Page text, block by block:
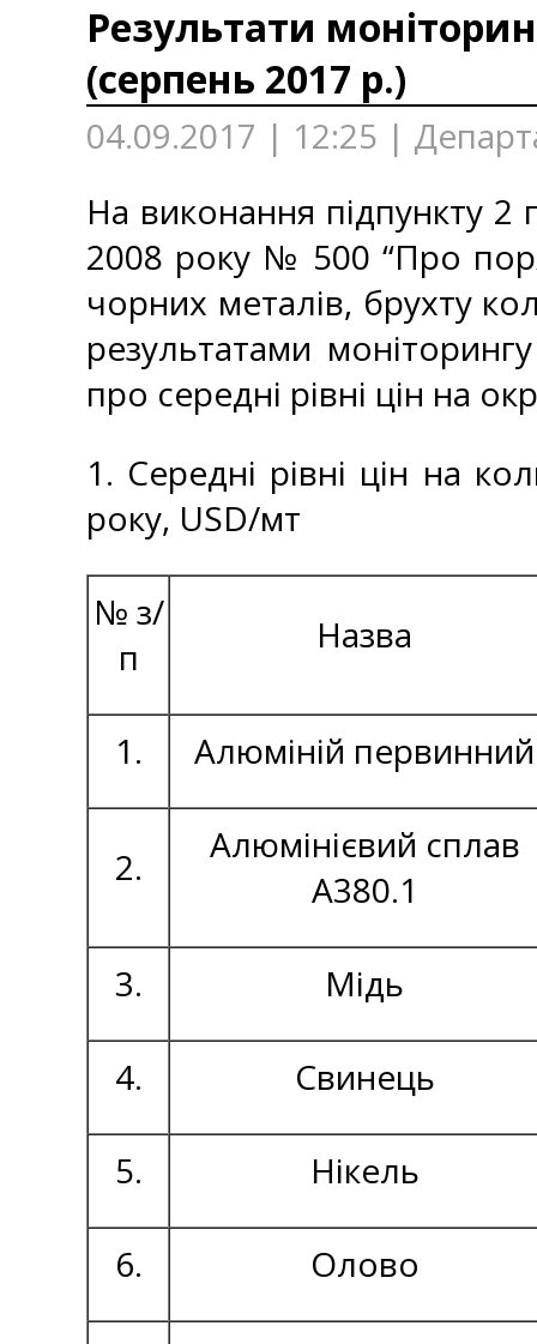
Результати
(серпень 2017 р.)
04.09.2017 | 12:25 |
На виконання підпункту 2
2008 року № 500 “Про
чорних металів, брухту
результатами
про середні рівні цін на
1. Середні рівні цін на
року, USD/мт
№ з/
п
Назва
1. Алюміній первинний
2.
Алюмінієвий сплав
А380.1
3. Мідь
4. Свинець
5. Нікель
6. Олово